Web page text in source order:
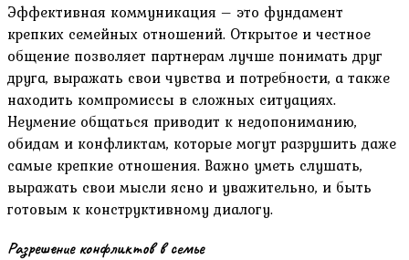
Эффективная коммуникация – это фундамент
крепких семейных отношений. Открытое и честное
общение позволяет партнерам лучше понимать друг
друга‚ выражать свои чувства и потребности‚ а также
находить компромиссы в сложных ситуациях.
Неумение общаться приводит к недопониманию‚
обидам и конфликтам‚ которые могут разрушить даже
самые крепкие отношения. Важно уметь слушать‚
выражать свои мысли ясно и уважительно‚ и быть
готовым к конструктивному диалогу.
Разрешение конфликтов в семье